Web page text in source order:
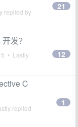
replied by
21
发？
• Lastly
12
C
replied
1